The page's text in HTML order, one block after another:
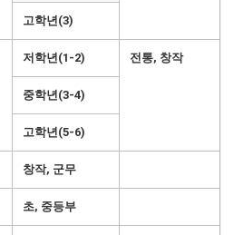
고학년(3)
저학년(1-2) 전통, 창작
중학년(3-4)
고학년(5-6)
창작, 군무
초, 중등부